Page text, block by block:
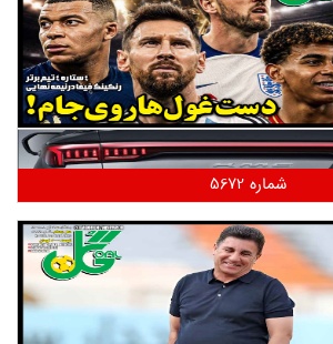
شماره 5672